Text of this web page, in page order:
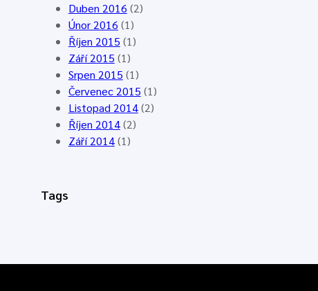
Duben 2016 (2)
Únor 2016 (1)
Říjen 2015 (1)
Září 2015 (1)
Srpen 2015 (1)
Červenec 2015 (1)
Listopad 2014(2)
Říjen 2014(2)
Září 2014(1)
Tags